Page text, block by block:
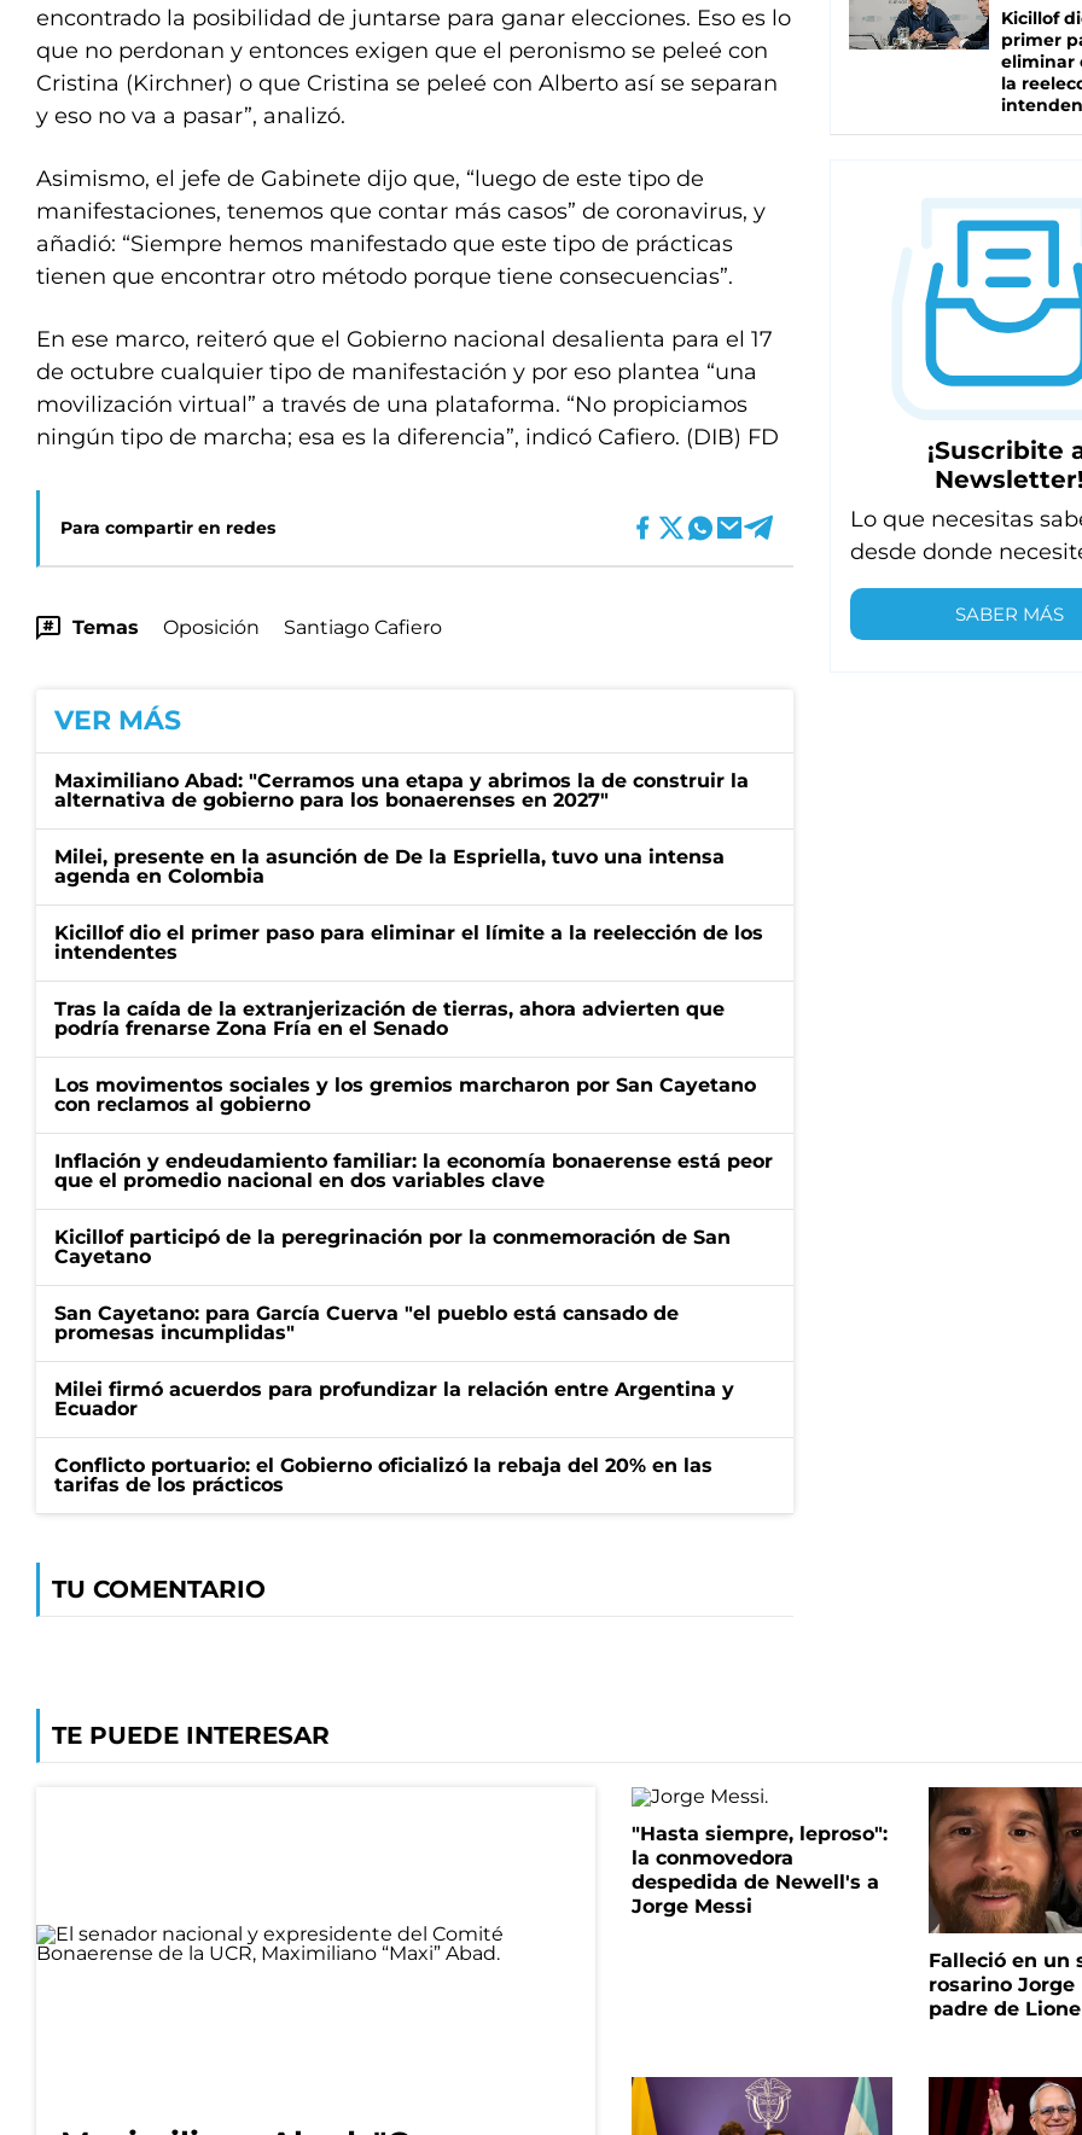
encontrado la posibilidad de juntarse para ganar elecciones. Eso es lo
que no perdonan y entonces exigen que el peronismo se peleé con
Cristina (Kirchner) o que Cristina se peleé con Alberto así se separan
y eso no va a pasar”, analizó.
Asimismo, el jefe de Gabinete dijo que, “luego de este tipo de
manifestaciones, tenemos que contar más casos” de coronavirus, y
añadió: “Siempre hemos manifestado que este tipo de prácticas
tienen que encontrar otro método porque tiene consecuencias”.
En ese marco, reiteró que el Gobierno nacional desalienta para el 17
de octubre cualquier tipo de manifestación y por eso plantea “una
movilización virtual” a través de una plataforma. “No propiciamos
ningún tipo de marcha; esa es la diferencia”, indicó Cafiero. (DIB) FD
Para compartir en redes
Temas Oposición Santiago Cafiero
VER MÁS
Maximiliano Abad: "Cerramos una etapa y abrimos la de construir la
alternativa de gobierno para los bonaerenses en 2027"
Milei, presente en la asunción de De la Espriella, tuvo una intensa
agenda en Colombia
Kicillof dio el primer paso para eliminar el límite a la reelección de los
intendentes
Tras la caída de la extranjerización de tierras, ahora advierten que
podría frenarse Zona Fría en el Senado
Los movimentos sociales y los gremios marcharon por San Cayetano
con reclamos al gobierno
Inflación y endeudamiento familiar: la economía bonaerense está peor
que el promedio nacional en dos variables clave
Kicillof participó de la peregrinación por la conmemoración de San
Cayetano
San Cayetano: para García Cuerva "el pueblo está cansado de
promesas incumplidas"
Milei firmó acuerdos para profundizar la relación entre Argentina y
Ecuador
Conflicto portuario: el Gobierno oficializó la rebaja del 20% en las
tarifas de los prácticos
TU COMENTARIO
Kicillof
primer
eliminar
la
¡Suscribite
Newsletter!
Lo que necesitas
desde donde
SABER MÁS
TE PUEDE INTERESAR
"Hasta siempre, leproso":
la conmovedora
despedida de Newell's a
Jorge Messi
Falleció en un
rosarino Jorge
padre de